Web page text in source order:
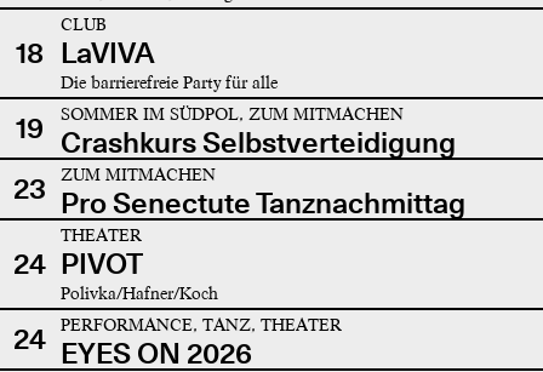
18
CLUB
LaVIVA
Die barrierefreie Party für alle
19 SOMMER IM SÜDPOL, ZUM MITMACHEN
Crashkurs Selbstverteidigung
23
ZUM MITMACHEN
Pro Senectute Tanznachmittag
24
THEATER
PIVOT
Polivka/Hafner/Koch
24 PERFORMANCE, TANZ, THEATER
EYES ON 2026